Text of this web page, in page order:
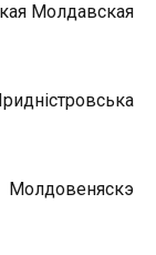
Молдавская